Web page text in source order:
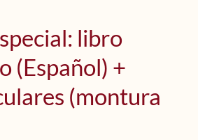
libro
(Español) +
(montura